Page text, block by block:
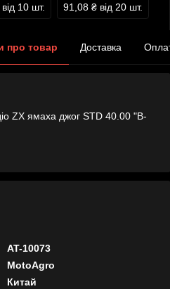
від 10 шт. 91,08 ₴ від 20 шт.
про товар Доставка
ZX ямаха джог STD 40.00 "B-
AT-10073
MotoAgro
Китай